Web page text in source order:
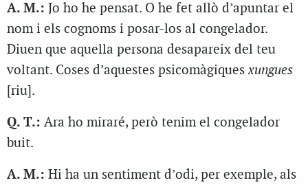
A. M.: Jo ho he pensat. O he fet allò d’apuntar el
nom i els cognoms i posar-los al congelador.
Diuen que aquella persona desapareix del teu
voltant. Coses d’aquestes psicomàgiquesxungues
[riu].
Q. T.: Ara ho miraré, però tenim el congelador
buit.
A. M.: Hi ha un sentiment d’odi, per exemple, als